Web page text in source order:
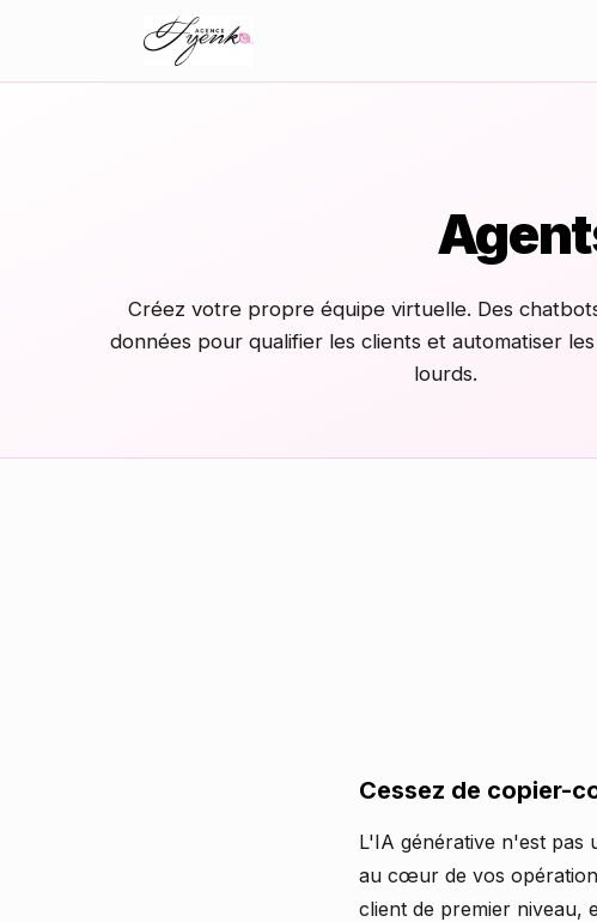
Créez votre propre équipe virtuelle. Des
données pour qualifier les clients et automatiser
lourds.
Cessez de copier-
L'IA générative n'est pas
au cœur de vos
client de premier niveau,